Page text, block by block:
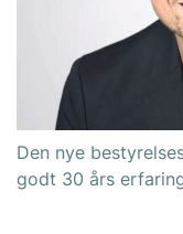
Den nye
godt 30 års